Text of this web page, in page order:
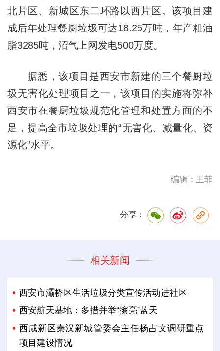
北片区、新城区东二环路以西片区。该项目建
成后年处理餐厨垃圾可达18.25万吨，年产粗油
脂3285吨，沼气上网发电500万度。
据悉，该项目是西安市新建的三个餐厨垃
圾无害化处理项目之一，该项目的实施将弥补
西安市在餐厨垃圾规范化管理和处置方面的不
足，提高全市垃圾处理的“无害化、减量化、资
源化”水平。
编辑：王菲
分享：
相关新闻
西安市灞桥区生活垃圾分类宣传活动进社区
西安航天基地：多措并举“擦亮”蓝天
西咸新区秦汉新城管委会主任杨占文调研重点
项目建设情况